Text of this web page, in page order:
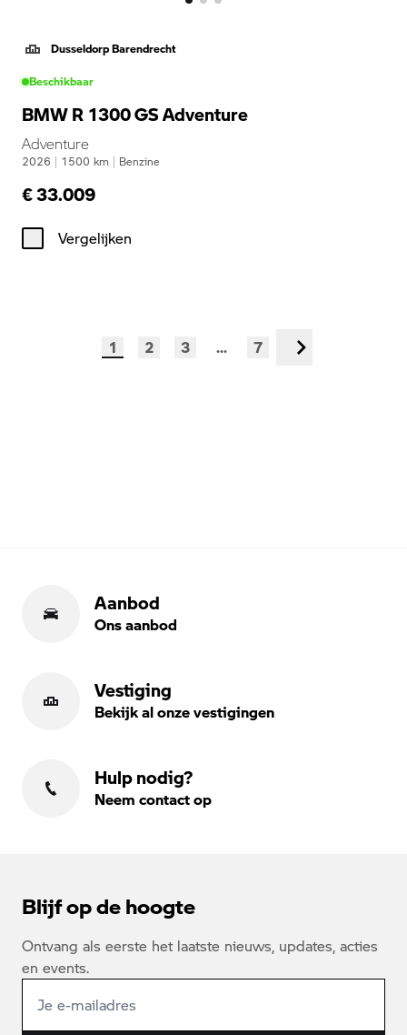
Dusseldorp Barendrecht
Beschikbaar
BMW R 1300 GS Adventure
Adventure
2026 | 1500 km | Benzine
€ 33.009
Vergelijken
1 2 3 ... 7 Volgende
Aanbod
Ons aanbod
Vestiging
Bekijk al onze vestigingen
Hulp nodig?
Neem contact op
Blijf op de hoogte
Ontvang als eerste het laatste nieuws, updates, acties
en events.